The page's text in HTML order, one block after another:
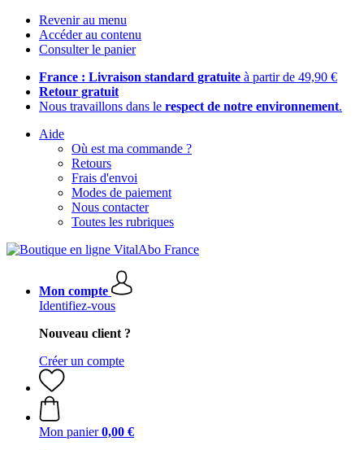
Revenir au menu
Accéder au contenu
Consulter le panier
France : Livraison standard gratuite à partir de 49,90 €
Retour gratuit
Nous travaillons dans le respect de notre environnement.
Aide
Où est ma commande ?
Retours
Frais d'envoi
Modes de paiement
Nous contacter
Toutes les rubriques
Mon compte
Identifiez-vous
Nouveau client ?
Créer un compte
Mon panier 0,00 €